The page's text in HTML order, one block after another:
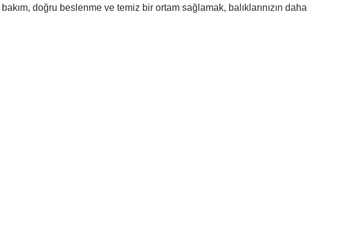
doğru beslenme ve temiz bir ortam sağlamak, balıklarınızın daha